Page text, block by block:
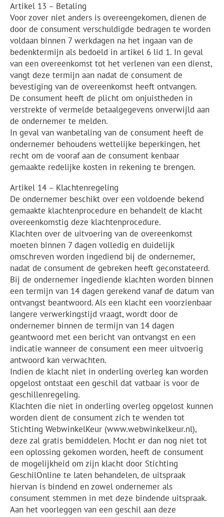
Artikel 13 – Betaling
Voor zover niet anders is overeengekomen, dienen de
door de consument verschuldigde bedragen te worden
voldaan binnen 7 werkdagen na het ingaan van de
bedenktermijn als bedoeld in artikel 6 lid 1. In geval
van een overeenkomst tot het verlenen van een dienst,
vangt deze termijn aan nadat de consument de
bevestiging van de overeenkomst heeft ontvangen.
De consument heeft de plicht om onjuistheden in
verstrekte of vermelde betaalgegevens onverwijld aan
de ondernemer te melden.
In geval van wanbetaling van de consument heeft de
ondernemer behoudens wettelijke beperkingen, het
recht om de vooraf aan de consument kenbaar
gemaakte redelijke kosten in rekening te brengen.
Artikel 14 – Klachtenregeling
De ondernemer beschikt over een voldoende bekend
gemaakte klachtenprocedure en behandelt de klacht
overeenkomstig deze klachtenprocedure.
Klachten over de uitvoering van de overeenkomst
moeten binnen 7 dagen volledig en duidelijk
omschreven worden ingediend bij de ondernemer,
nadat de consument de gebreken heeft geconstateerd.
Bij de ondernemer ingediende klachten worden binnen
een termijn van 14 dagen gerekend vanaf de datum van
ontvangst beantwoord. Als een klacht een voorzienbaar
langere verwerkingstijd vraagt, wordt door de
ondernemer binnen de termijn van 14 dagen
geantwoord met een bericht van ontvangst en een
indicatie wanneer de consument een meer uitvoerig
antwoord kan verwachten.
Indien de klacht niet in onderling overleg kan worden
opgelost ontstaat een geschil dat vatbaar is voor de
geschillenregeling.
Klachten die niet in onderling overleg opgelost kunnen
worden dient de consument zich te wenden tot
Stichting WebwinkelKeur (www.webwinkelkeur.nl),
deze zal gratis bemiddelen. Mocht er dan nog niet tot
een oplossing gekomen worden, heeft de consument
de mogelijkheid om zijn klacht door Stichting
GeschilOnline te laten behandelen, de uitspraak
hiervan is bindend en zowel ondernemer als
consument stemmen in met deze bindende uitspraak.
Aan het voorleggen van een geschil aan deze